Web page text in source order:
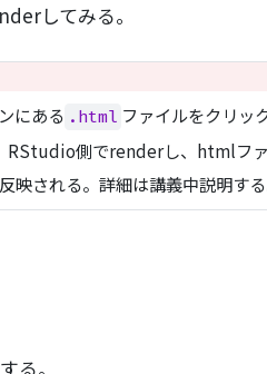
してみる。
にある .html ファイルをクリッ
RStudio側でrenderし、htmlフ
される。詳細は講義中説明する
る。